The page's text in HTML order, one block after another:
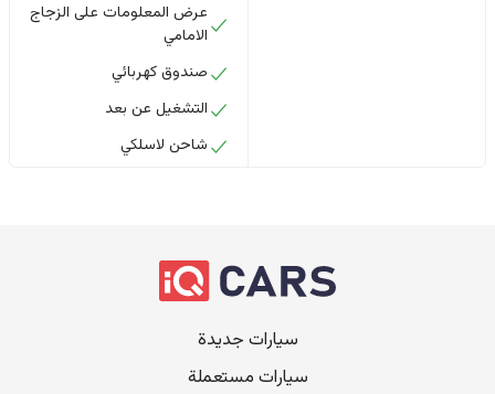
عرض المعلومات على الزجاج
الامامي
صندوق كهربائي
التشغيل عن بعد
شاحن لاسلكي
سيارات جديدة
سيارات مستعملة